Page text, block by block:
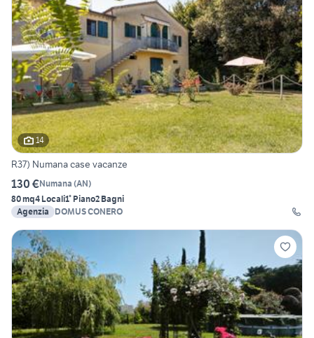
14
R37) Numana case vacanze
130 €Numana (AN)
80 mq4 Locali1° Piano2 Bagni
Agenzia
DOMUS CONERO